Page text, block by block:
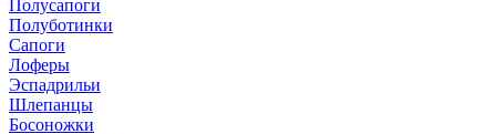
Полусапоги
Полуботинки
Сапоги
Лоферы
Эспадрильи
Шлепанцы
Босоножки